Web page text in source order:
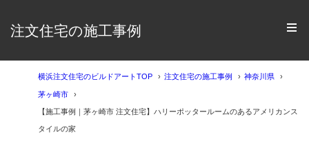
注文住宅の施工事例
横浜注文住宅のビルドアートTOP 注文住宅の施工事例 神奈川県
茅ヶ崎市
【施工事例｜茅ヶ崎市 注文住宅】ハリーポッタールームのあるアメリカンス
タイルの家